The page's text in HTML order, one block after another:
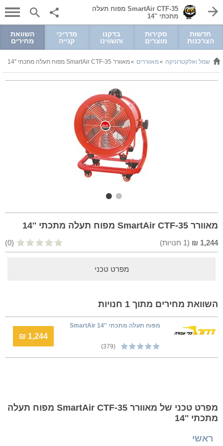
SmartAir CTF-35 מפוח תעלה
מתכתי ''14
חדשות
הצרכנות
סקירות
מוצרים
בדקנו
והשווינו
מדריכי
קנייה
השוואת
מחירים
> חשמל ואלקטרוניקה >מאווררים >מאוורר SmartAir CTF-35 מפוח תעלה מתכתי ''14
מאוורר SmartAir CTF-35 מפוח תעלה מתכתי ''14
1,244
₪
(
1 חנויות) (0)
מפרט טכני
השוואת מחירים מתוך 1 חנויות
מפוח תעלה מתכתי ''14 SmartAir
(379)
1,244 ₪
מפרט טכני של מאוורר SmartAir CTF-35 מפוח תעלה
מתכתי ''14
ראשי